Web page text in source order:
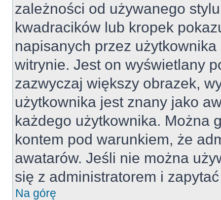
zależności od używanego
kwadracików lub kropek
napisanych przez
witrynie. Jest on wyświetlany
zazwyczaj większy obrazek,
użytkownika jest znany jako
każdego użytkownika. Można
kontem pod warunkiem, że
awatarów. Jeśli nie można
się z administratorem i
Na górę